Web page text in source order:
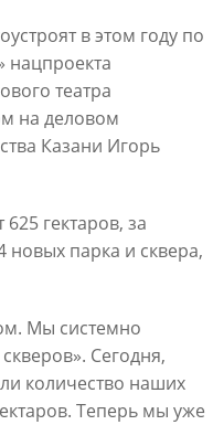
В Казани
вторсырья
27/07/2026
ПРЕДЫДУЩАЯ
в этом году по
нацпроекта
театра
на деловом
Казани Игорь
гектаров, за
новых парка и сквера,
Мы системно
Сегодня,
количество наших
Теперь мы уже